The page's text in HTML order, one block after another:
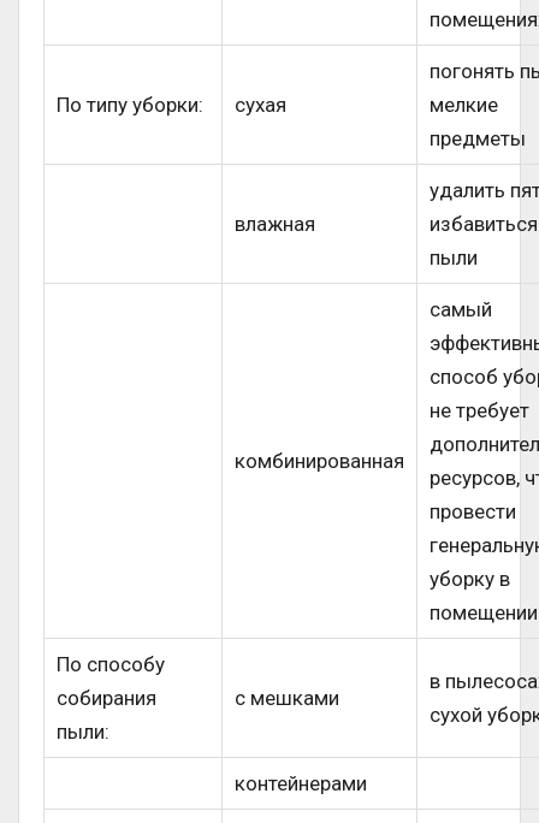
По типу уборки: сухая
погонять
мелкие
предметы
влажная
удалить
пыли
комбинированная
самый
способ
не требует
ресурсов,
провести
уборку в
помещении
По способу
собирания
пыли:
с мешками
в
сухой
контейнерами